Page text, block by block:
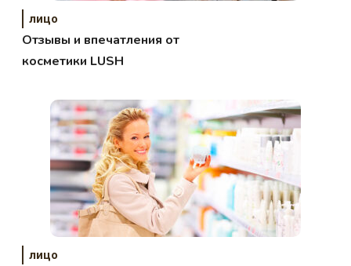
лицо
Отзывы и впечатления от
косметики LUSH
лицо